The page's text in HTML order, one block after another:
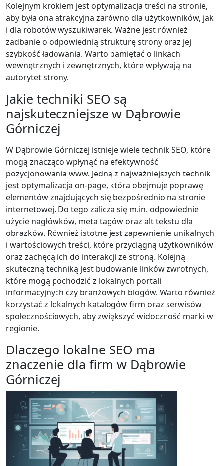
Kolejnym krokiem jest optymalizacja treści na stronie,
aby była ona atrakcyjna zarówno dla użytkowników, jak
i dla robotów wyszukiwarek. Ważne jest również
zadbanie o odpowiednią strukturę strony oraz jej
szybkość ładowania. Warto pamiętać o linkach
wewnętrznych i zewnętrznych, które wpływają na
autorytet strony.
Jakie techniki SEO są
najskuteczniejsze w Dąbrowie
Górniczej
W Dąbrowie Górniczej istnieje wiele technik SEO, które
mogą znacząco wpłynąć na efektywność
pozycjonowania www. Jedną z najważniejszych technik
jest optymalizacja on-page, która obejmuje poprawę
elementów znajdujących się bezpośrednio na stronie
internetowej. Do tego zalicza się m.in. odpowiednie
użycie nagłówków, meta tagów oraz alt tekstu dla
obrazków. Również istotne jest zapewnienie unikalnych
i wartościowych treści, które przyciągną użytkowników
oraz zachęcą ich do interakcji ze stroną. Kolejną
skuteczną techniką jest budowanie linków zwrotnych,
które mogą pochodzić z lokalnych portali
informacyjnych czy branżowych blogów. Warto również
korzystać z lokalnych katalogów firm oraz serwisów
społecznościowych, aby zwiększyć widoczność marki w
regionie.
Dlaczego lokalne SEO ma
znaczenie dla firm w Dąbrowie
Górniczej